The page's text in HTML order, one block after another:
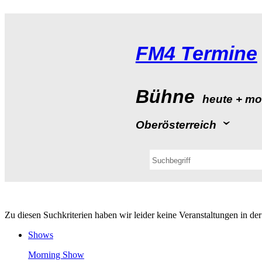
FM4Termine
Bühne
Oberösterreich
Shows
MorningShow